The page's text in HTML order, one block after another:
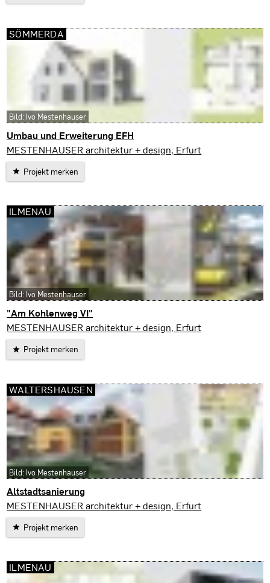
Umbau und Erweiterung EFH
Sömmerda
MESTENHAUSER architektur + design, Erfurt
Projekt merken
SÖMMERDA
Bild: Ivo Mestenhauser
"Am Kohlenweg VI"
Ilmenau
MESTENHAUSER architektur + design, Erfurt
Projekt merken
ILMENAU
Bild: Ivo Mestenhauser
Altstadtsanierung
Waltershausen
MESTENHAUSER architektur + design, Erfurt
Projekt merken
WALTERSHAUSEN
Bild: Ivo Mestenhauser
ILMENAU